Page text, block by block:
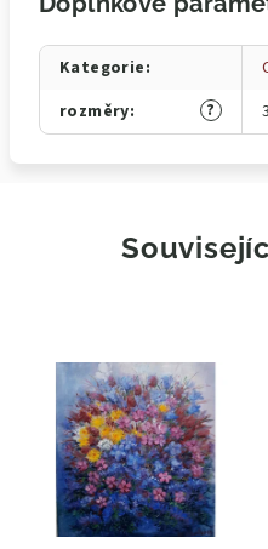
Kategorie:
?
rozměry: